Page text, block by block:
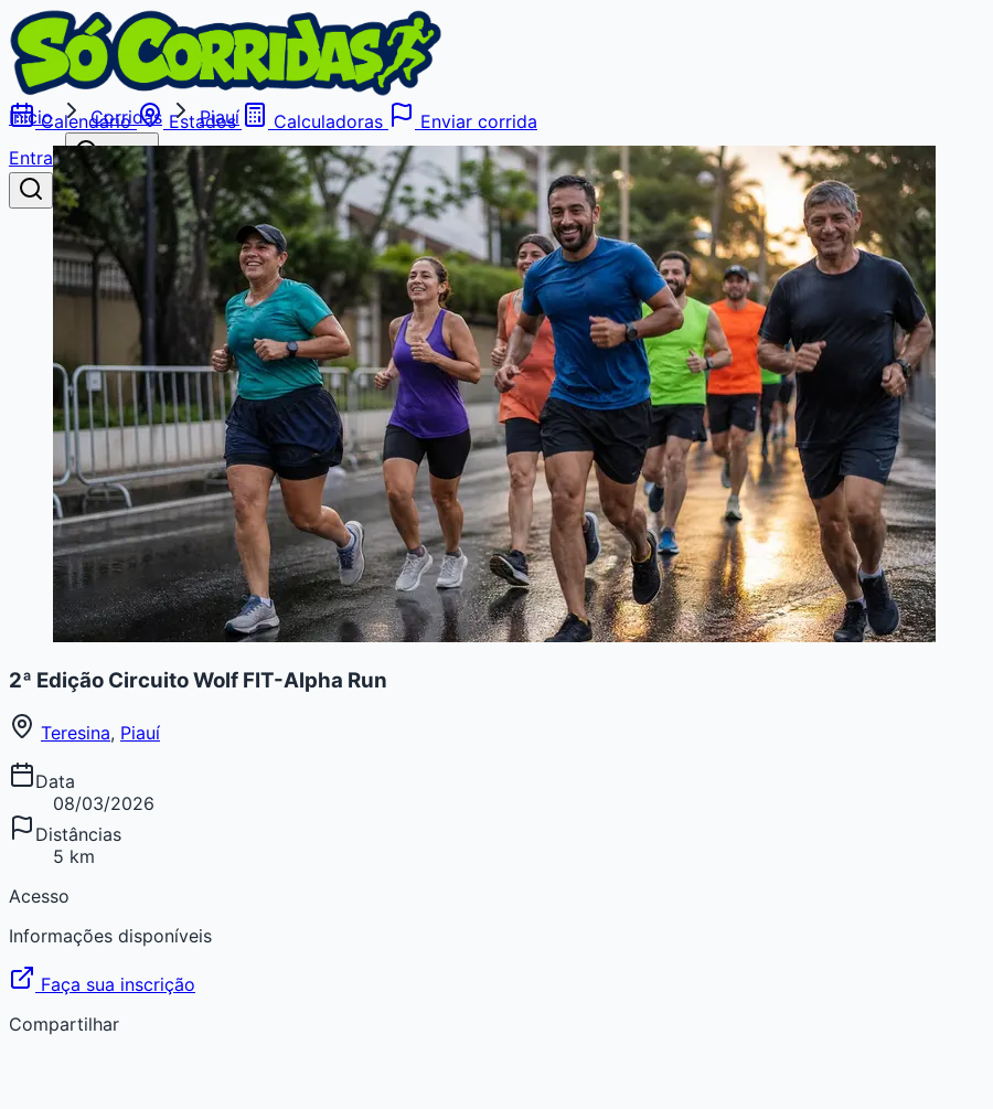
Calendário Estados Calculadoras
Enviar corrida
Entrar
Buscar
Início Corridas Piauí
2ª Edição Circuito Wolf FIT-Alpha Run
Teresina, Piauí
Data
08/03/2026
Distâncias
5 km
Acesso
Informações disponíveis
Faça sua inscrição
Compartilhar